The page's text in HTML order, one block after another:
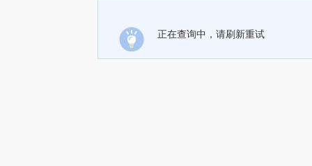
正在查询中，请刷新重试